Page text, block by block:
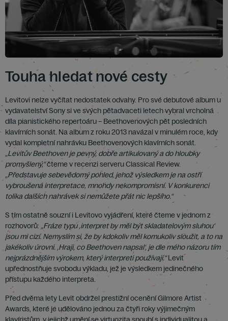
Touha hledat nové cesty
Levitovi nelze vyčítat nedostatek odvahy. Pro své debutové album u
vydavatelství Sony si ve svých pětadvaceti letech vybral vrcholná
díla pianistického repertoáru – Beethovenových pět posledních
klavírních sonát. Na album z roku 2013 navázal v minulém roce, kdy
vydal kompletní nahrávku Beethovenových klavírních sonát.
„Levitův Beethoven je pevný, dobře artikulovaný a do hloubky
promyšlený,“čteme v recenzi serveru Classical Review.
„Představuje sebevědomý pohled, jehož výsledkem je na ostří
vybroušená interpretace, mnohdy nekompromisní. V konkurenci
tolika dalších nahrávek si nemůžete přát nic lepšího.“
S tím ostatně souzní i Levitovo vyjádření, které čteme v jednom z
rozhovorů: „Fráze typu ‚interpret by měl být skladatelovým sluhou‘
jsou mi cizí. Nemyslím si, že by kdokoliv měl komukoliv sloužit, a to na
jakékoliv úrovni. ‚Hraji, co Beethoven napsal‘, je dle mého názoru tím
nejprázdnějším výrokem, který interpreti používají.“Levit
upřednostňuje svobodu výkladu, jež je výsledkem jedinečného
přístupu každého interpreta.
Před dvěma lety Levit obdržel prestižní ocenění Gilmore Artist
Awards, které je udělováno jednou za čtyři roky výjimečným